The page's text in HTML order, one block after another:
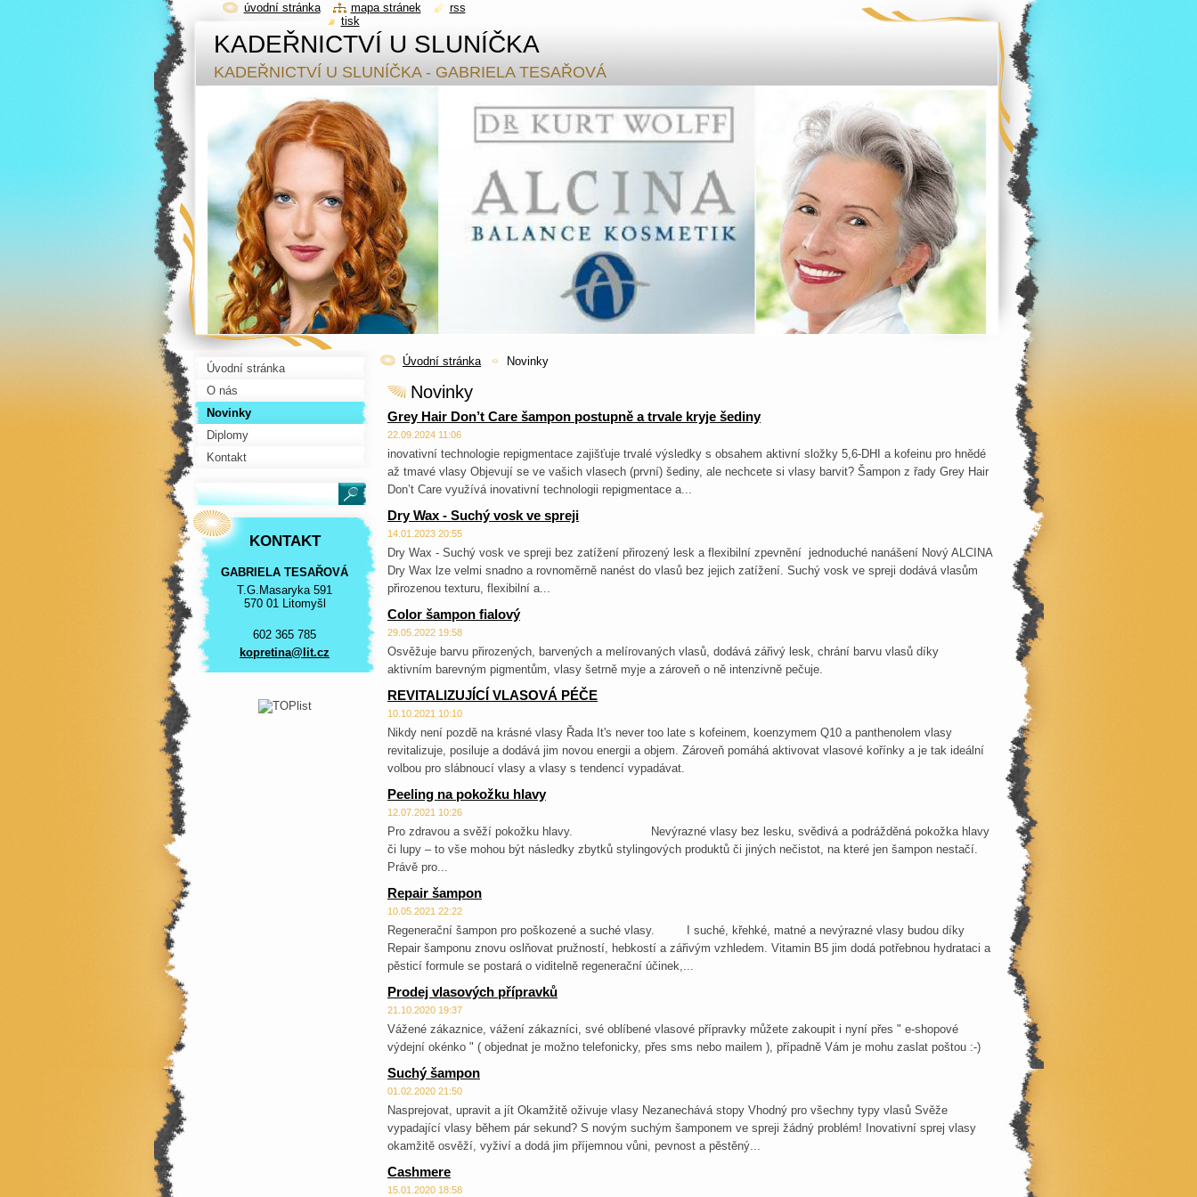
KADEŘNICTVÍ U SLUNÍČKA
KADEŘNICTVÍ U SLUNÍČKA - GABRIELA TESAŘOVÁ
Úvodní stránka Novinky
Novinky
Grey Hair Don’t Care šampon postupně a trvale kryje šediny
22.09.2024 11:06
inovativní technologie repigmentace zajišťuje trvalé výsledky s obsahem aktivní složky 5,6-DHI a kofeinu pro hnědé
až tmavé vlasy Objevují se ve vašich vlasech (první) šediny, ale nechcete si vlasy barvit? Šampon z řady Grey Hair
Don’t Care využívá inovativní technologii repigmentace a...
Dry Wax - Suchý vosk ve spreji
14.01.2023 20:55
Dry Wax - Suchý vosk ve spreji bez zatížení přirozený lesk a flexibilní zpevnění jednoduché nanášení Nový ALCINA
Dry Wax lze velmi snadno a rovnoměrně nanést do vlasů bez jejich zatížení. Suchý vosk ve spreji dodává vlasům
přirozenou texturu, flexibilní a...
Color šampon fialový
29.05.2022 19:58
Osvěžuje barvu přirozených, barvených a melírovaných vlasů, dodává zářivý lesk, chrání barvu vlasů díky
aktivním barevným pigmentům, vlasy šetrně myje a zároveň o ně intenzivně pečuje.
REVITALIZUJÍCÍ VLASOVÁ PÉČE
10.10.2021 10:10
Nikdy není pozdě na krásné vlasy Řada It's never too late s kofeinem, koenzymem Q10 a panthenolem vlasy
revitalizuje, posiluje a dodává jim novou energii a objem. Zároveň pomáhá aktivovat vlasové kořínky a je tak ideální
volbou pro slábnoucí vlasy a vlasy s tendencí vypadávat.
Peeling na pokožku hlavy
12.07.2021 10:26
Pro zdravou a svěží pokožku hlavy. Nevýrazné vlasy bez lesku, svědivá a podrážděná pokožka hlavy
či lupy – to vše mohou být následky zbytků stylingových produktů či jiných nečistot, na které jen šampon nestačí.
Právě pro...
Repair šampon
10.05.2021 22:22
Regenerační šampon pro poškozené a suché vlasy. I suché, křehké, matné a nevýrazné vlasy budou díky
Repair šamponu znovu oslňovat pružností, hebkostí a zářivým vzhledem. Vitamin B5 jim dodá potřebnou hydrataci a
pěsticí formule se postará o viditelně regenerační účinek,...
Prodej vlasových přípravků
21.10.2020 19:37
Vážené zákaznice, vážení zákazníci, své oblíbené vlasové přípravky můžete zakoupit i nyní přes " e-shopové
výdejní okénko " ( objednat je možno telefonicky, přes sms nebo mailem ), případně Vám je mohu zaslat poštou :-)
Suchý šampon
01.02.2020 21:50
Nasprejovat, upravit a jít Okamžitě oživuje vlasy Nezanechává stopy Vhodný pro všechny typy vlasů Svěže
vypadající vlasy během pár sekund? S novým suchým šamponem ve spreji žádný problém! Inovativní sprej vlasy
okamžitě osvěží, vyživí a dodá jim příjemnou vůni, pevnost a pěstěný...
Cashmere
15.01.2020 18:58
Úvodní stránka
O nás
Novinky
Diplomy
Kontakt
KONTAKT
GABRIELA TESAŘOVÁ
T.G.Masaryka 591
570 01 Litomyšl
602 365 785
kopretina@lit.cz
úvodní stránka mapa stránek
rss
tisk